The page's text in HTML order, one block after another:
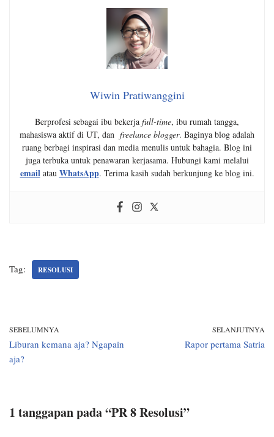
Wiwin Pratiwanggini
Berprofesi sebagai ibu bekerja full-time, ibu rumah tangga,
mahasiswa aktif di UT, dan freelance blogger. Baginya blog adalah
ruang berbagi inspirasi dan media menulis untuk bahagia. Blog ini
juga terbuka untuk penawaran kerjasama. Hubungi kami melalui
emailatau WhatsApp. Terima kasih sudah berkunjung ke blog ini.
Tag: RESOLUSI
SEBELUMNYA
Liburan kemana aja? Ngapain
aja?
SELANJUTNYA
Rapor pertama Satria
1 tanggapan pada “PR 8 Resolusi”